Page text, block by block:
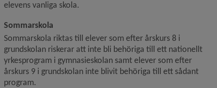
elevens vanliga skola.
Sommarskola
Sommarskola riktas till elever som efter årskurs 8 i
grundskolan riskerar att inte bli behöriga till ett nationellt
yrkes­program i gymnasieskolan samt elever som efter
årskurs 9 i grundskolan inte blivit behöriga till ett sådant
program.